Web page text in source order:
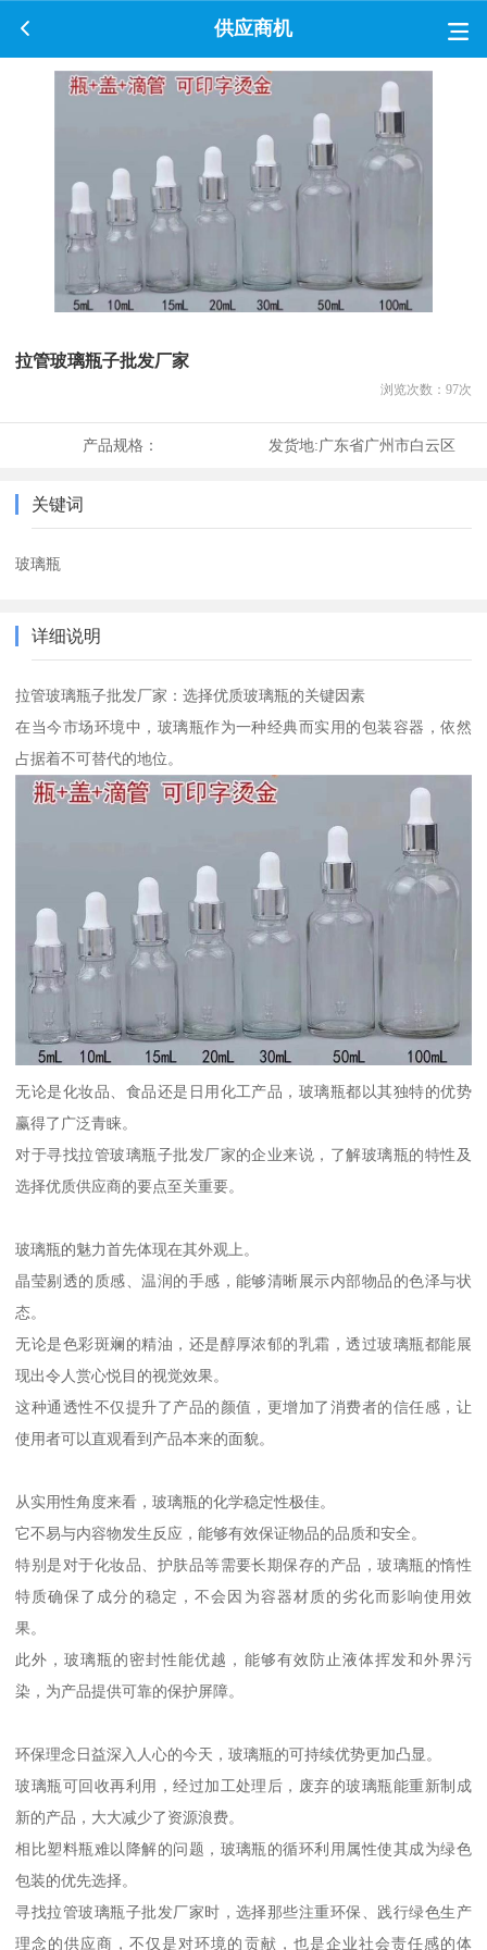
供应商机
拉管玻璃瓶子批发厂家
浏览次数： 97次
产品规格： 发货地:广东省广州市白云区
关键词
玻璃瓶
详细说明
拉管玻璃瓶子批发厂家：选择优质玻璃瓶的关键因素
在当今市场环境中，玻璃瓶作为一种经典而实用的包装容器，依然
占据着不可替代的地位。
无论是化妆品、食品还是日用化工产品，玻璃瓶都以其独特的优势
赢得了广泛青睐。
对于寻找拉管玻璃瓶子批发厂家的企业来说，了解玻璃瓶的特性及
选择优质供应商的要点至关重要。
玻璃瓶的魅力首先体现在其外观上。
晶莹剔透的质感、温润的手感，能够清晰展示内部物品的色泽与状
态。
无论是色彩斑斓的精油，还是醇厚浓郁的乳霜，透过玻璃瓶都能展
现出令人赏心悦目的视觉效果。
这种通透性不仅提升了产品的颜值，更增加了消费者的信任感，让
使用者可以直观看到产品本来的面貌。
从实用性角度来看，玻璃瓶的化学稳定性极佳。
它不易与内容物发生反应，能够有效保证物品的品质和安全。
特别是对于化妆品、护肤品等需要长期保存的产品，玻璃瓶的惰性
特质确保了成分的稳定，不会因为容器材质的劣化而影响使用效
果。
此外，玻璃瓶的密封性能优越，能够有效防止液体挥发和外界污
染，为产品提供可靠的保护屏障。
环保理念日益深入人心的今天，玻璃瓶的可持续优势更加凸显。
玻璃瓶可回收再利用，经过加工处理后，废弃的玻璃瓶能重新制成
新的产品，大大减少了资源浪费。
相比塑料瓶难以降解的问题，玻璃瓶的循环利用属性使其成为绿色
包装的优先选择。
寻找拉管玻璃瓶子批发厂家时，选择那些注重环保、践行绿色生产
理念的供应商，不仅是对环境的贡献，也是企业社会责任感的体